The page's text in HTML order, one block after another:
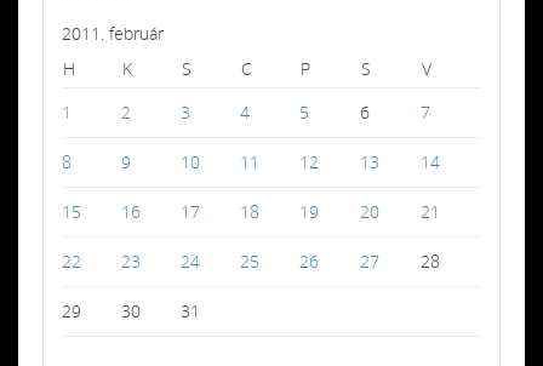
2011. február
H
K S C P S
V
1
2 3 4 5 6 7
8 9 10 11 12 13 14
15 16 17 18 19 20 21
22 23 24 25 26 27 28
29 30 31